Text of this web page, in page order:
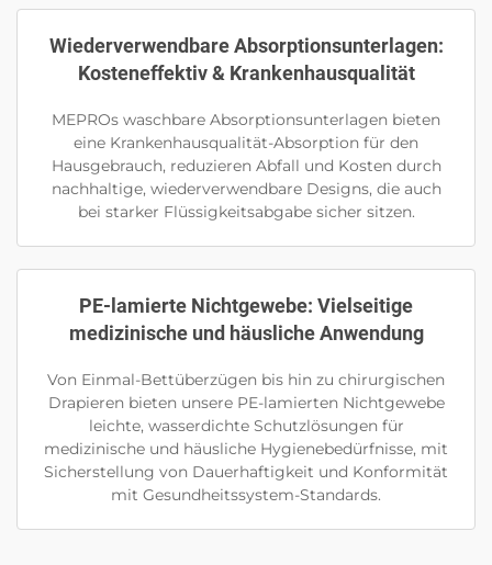
Wiederverwendbare Absorptionsunterlagen:
Kosteneffektiv & Krankenhausqualität
MEPROs waschbare Absorptionsunterlagen bieten
eine Krankenhausqualität-Absorption für den
Hausgebrauch, reduzieren Abfall und Kosten durch
nachhaltige, wiederverwendbare Designs, die auch
bei starker Flüssigkeitsabgabe sicher sitzen.
PE-lamierte Nichtgewebe: Vielseitige
medizinische und häusliche Anwendung
Von Einmal-Bettüberzügen bis hin zu chirurgischen
Drapieren bieten unsere PE-lamierten Nichtgewebe
leichte, wasserdichte Schutzlösungen für
medizinische und häusliche Hygienebedürfnisse, mit
Sicherstellung von Dauerhaftigkeit und Konformität
mit Gesundheitssystem-Standards.